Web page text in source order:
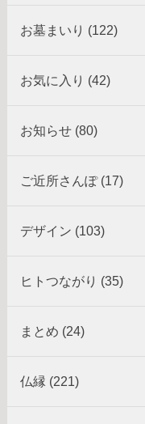
お墓まいり (122)
お気に入り (42)
お知らせ (80)
ご近所さんぽ (17)
デザイン (103)
ヒトつながり (35)
まとめ (24)
仏縁 (221)